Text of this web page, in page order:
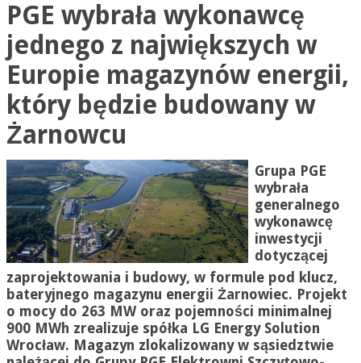
PGE wybrała wykonawcę
jednego z największych w
Europie magazynów energii,
który będzie budowany w
Żarnowcu
Grupa PGE
wybrała
generalnego
wykonawcę
inwestycji
dotyczącej
zaprojektowania i budowy, w formule pod klucz,
bateryjnego magazynu energii Żarnowiec. Projekt
o mocy do 263 MW oraz pojemności minimalnej
900 MWh zrealizuje spółka LG Energy Solution
Wrocław. Magazyn zlokalizowany w sąsiedztwie